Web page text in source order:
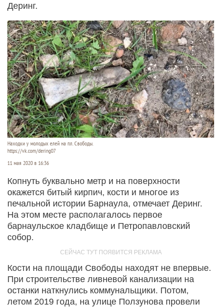
Деринг.
Находки у молодых елей на пл. Свободы.
https://vk.com/dering07
11 мая 2020 в 16:36
Копнуть буквально метр и на поверхности
окажется битый кирпич, кости и многое из
печальной истории Барнаула, отмечает Деринг.
На этом месте располагалось первое
барнаульское кладбище и Петропавловский
собор.
Кости на площади Свободы находят не впервые.
При строительстве ливневой канализации на
останки наткнулись коммунальщики. Потом,
летом 2019 года, на улице Ползунова провели